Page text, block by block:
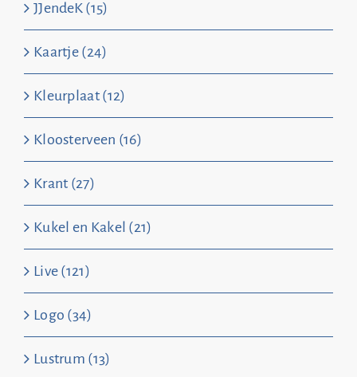
JJendeK (15)
Kaartje (24)
Kleurplaat (12)
Kloosterveen (16)
Krant (27)
Kukel en Kakel (21)
Live (121)
Logo (34)
Lustrum (13)